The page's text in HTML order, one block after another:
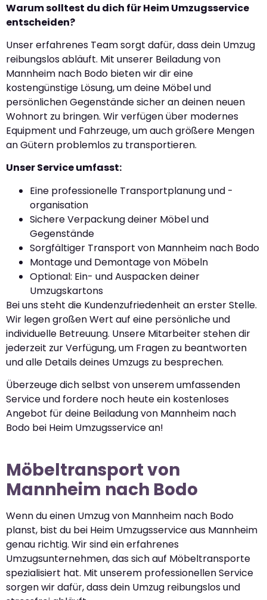
Warum solltest du dich für Heim Umzugsservice
entscheiden?
Unser erfahrenes Team sorgt dafür, dass dein Umzug
reibungslos abläuft. Mit unserer Beiladung von
Mannheim nach Bodo bieten wir dir eine
kostengünstige Lösung, um deine Möbel und
persönlichen Gegenstände sicher an deinen neuen
Wohnort zu bringen. Wir verfügen über modernes
Equipment und Fahrzeuge, um auch größere Mengen
an Gütern problemlos zu transportieren.
Unser Service umfasst:
Eine professionelle Transportplanung und -
organisation
Sichere Verpackung deiner Möbel und
Gegenstände
Sorgfältiger Transport von Mannheim nach Bodo
Montage und Demontage von Möbeln
Optional: Ein- und Auspacken deiner
Umzugskartons
Bei uns steht die Kundenzufriedenheit an erster Stelle.
Wir legen großen Wert auf eine persönliche und
individuelle Betreuung. Unsere Mitarbeiter stehen dir
jederzeit zur Verfügung, um Fragen zu beantworten
und alle Details deines Umzugs zu besprechen.
Überzeuge dich selbst von unserem umfassenden
Service und fordere noch heute ein kostenloses
Angebot für deine Beiladung von Mannheim nach
Bodo bei Heim Umzugsservice an!
Möbeltransport von
Mannheim nach Bodo
Wenn du einen Umzug von Mannheim nach Bodo
planst, bist du bei Heim Umzugsservice aus Mannheim
genau richtig. Wir sind ein erfahrenes
Umzugsunternehmen, das sich auf Möbeltransporte
spezialisiert hat. Mit unserem professionellen Service
sorgen wir dafür, dass dein Umzug reibungslos und